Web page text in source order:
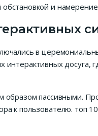
и
в
пассивными.
к пользователю. топ